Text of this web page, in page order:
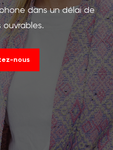
dans un délai de
ouvrables.
nous